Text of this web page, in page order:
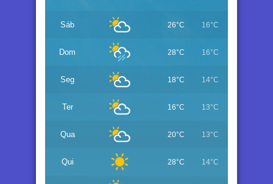
Sáb 26°C 16°C
Dom 28°C 16°C
Seg 18°C 14°C
Ter 16°C 13°C
Qua 20°C 13°C
Qui 28°C 14°C